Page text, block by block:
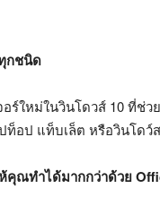
กชนิด
อร์ใหม่ในวินโดวส์ 10 ที่ช่
อป แท็บเล็ต หรือวินโดว์
คุณทำได้มากกว่าด้วย